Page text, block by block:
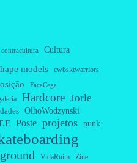
contracultura Cultura
models cwbsktwarriors
FacaCega
Hardcore Jorle
OlhoWodzynski
Poste projetos punk
VidaRuim Zine